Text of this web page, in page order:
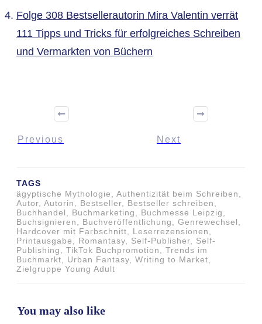
Folge 308 Bestsellerautorin Mira Valentin verrät
111 Tipps und Tricks für erfolgreiches Schreiben
und Vermarkten von Büchern
Previous Next
TAGS
ägyptische Mythologie, Authentizität beim Schreiben,
Autor, Autorin, Bestseller, Bestseller schreiben,
Buchhandel, Buchmarketing, Buchmesse Leipzig,
Buchsignieren, Buchveröffentlichung, Genrewechsel,
Hardcover mit Farbschnitt, Leserrezensionen,
Printausgabe, Romantasy, Self-Publisher, Self-
Publishing, TikTok Buchpromotion, Trends im
Buchmarkt, Urban Fantasy, Writing to Market,
Zielgruppe Young Adult
You may also like